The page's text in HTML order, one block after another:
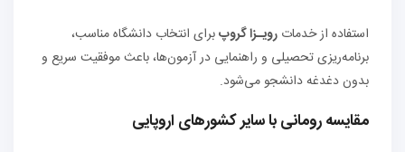
استفاده از خدمات رویـزا گروپبرای انتخاب دانشگاه مناسب،
برنامه‌ریزی تحصیلی و راهنمایی در آزمون‌ها، باعث موفقیت سریع و
بدون دغدغه دانشجو می‌شود.
مقایسه رومانی با سایر کشورهای اروپایی